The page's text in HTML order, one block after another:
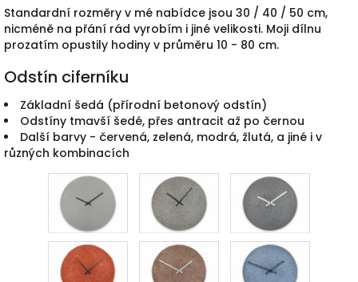
Standardní rozměry v mé nabídce jsou 30 / 40 / 50 cm,
nicméně na přání rád vyrobím i jiné velikosti. Moji dílnu
prozatím opustily hodiny v průměru 10 - 80 cm.
Odstín ciferníku
Základní šedá (přírodní betonový odstín)
Odstíny tmavší šedé, přes antracit až po černou
Další barvy - červená, zelená, modrá, žlutá, a jiné i v
různých kombinacích